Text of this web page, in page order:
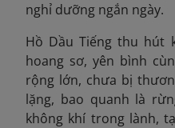
nghỉ dưỡng ngắn ngày.
Hồ Dầu Tiếng thu hút
hoang sơ, yên bình
rộng lớn, chưa bị
lặng, bao quanh là
không khí trong lành,